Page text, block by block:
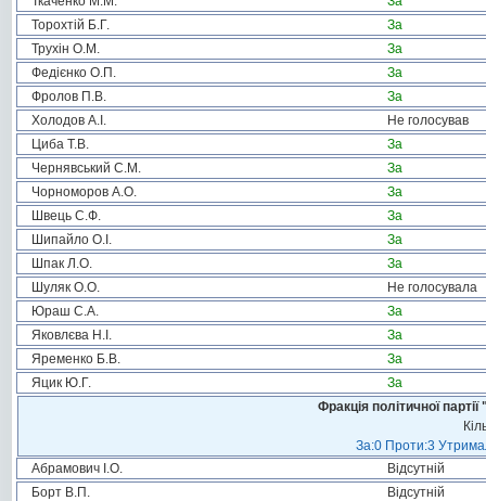
Торохтій Б.Г.
За
Трухін О.М.
За
Федієнко О.П.
За
Фролов П.В.
За
Холодов А.І.
Не голосував
Циба Т.В.
За
Чернявський С.М.
За
Чорноморов А.О.
За
Швець С.Ф.
За
Шипайло О.І.
За
Шпак Л.О.
За
Шуляк О.О.
Не голосувала
Юраш С.А.
За
Яковлєва Н.І.
За
Яременко Б.В.
За
Яцик Ю.Г.
За
Фракція політичної
За:0 Проти:3
Абрамович І.О.
Відсутній
Борт В.П.
Відсутній